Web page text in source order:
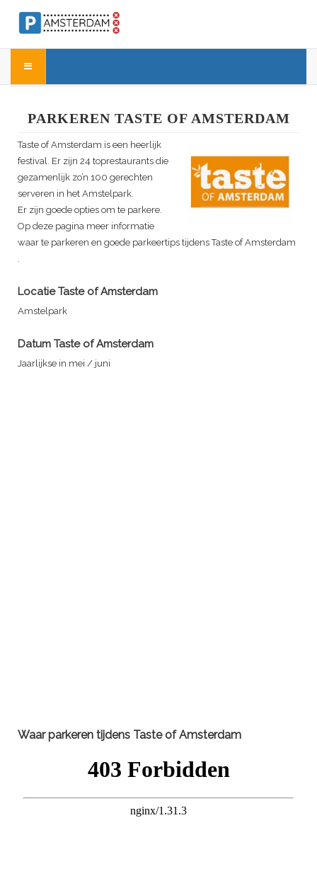
PARKEREN TASTE OF AMSTERDAM
Taste of Amsterdam is een heerlijk
festival. Er zijn 24 toprestaurants die
gezamenlijk zo’n 100 gerechten
serveren in het Amstelpark.
Er zijn goede opties om te parkere.
Op deze pagina meer informatie
waar te parkeren en goede parkeertips tijdensTaste of Amsterdam
.
LocatieTaste of Amsterdam
Amstelpark
Datum Taste of Amsterdam
Jaarlijkse in mei / juni
Waar parkeren tijdens Taste of Amsterdam